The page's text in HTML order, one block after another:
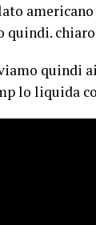
quindi.
quindi
lo liquida